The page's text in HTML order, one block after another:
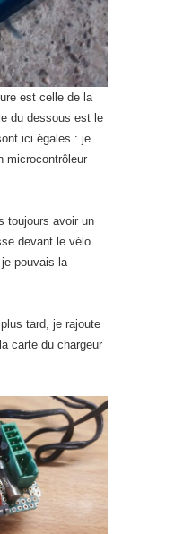
est celle de la
du dessous est le
ici égales : je
microcontrôleur
toujours avoir un
devant le vélo.
pouvais la
tard, je rajoute
carte du chargeur